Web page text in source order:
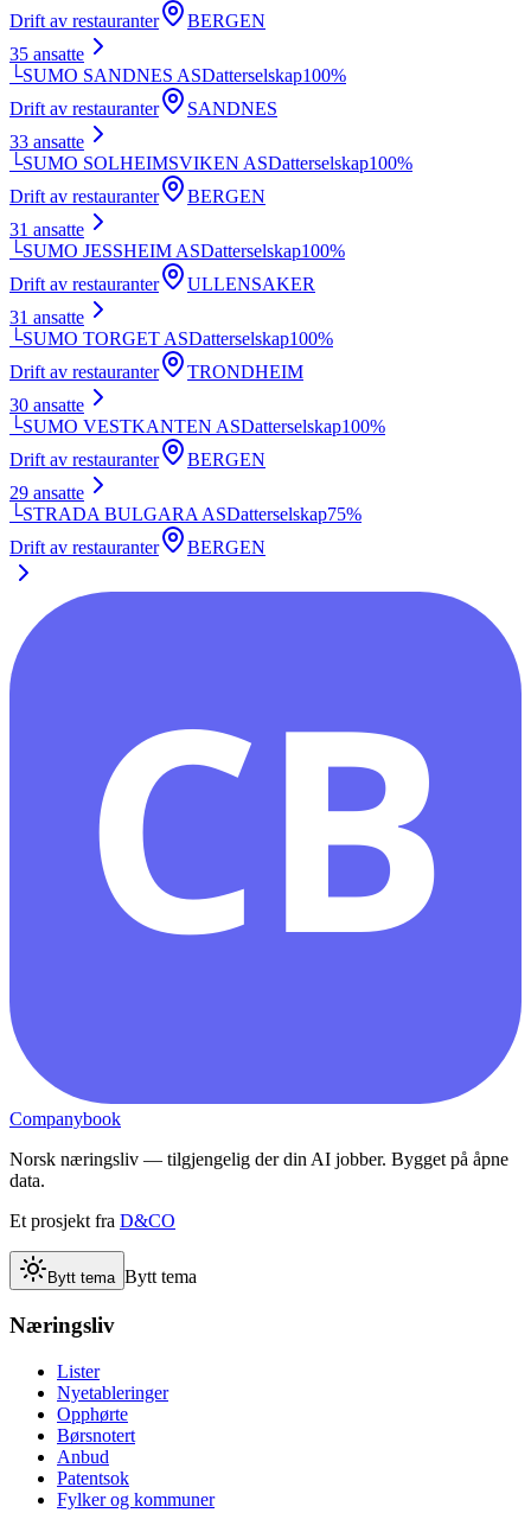
Drift av restauranter
BERGEN
35 ansatte
└SUMO SANDNES ASDatterselskap100%
Drift av restauranter
SANDNES
33 ansatte
└SUMO SOLHEIMSVIKEN ASDatterselskap100%
Drift av restauranter
BERGEN
31 ansatte
└SUMO JESSHEIM ASDatterselskap100%
Drift av restauranter
ULLENSAKER
31 ansatte
└SUMO TORGET ASDatterselskap100%
Drift av restauranter
TRONDHEIM
30 ansatte
└SUMO VESTKANTEN ASDatterselskap100%
Drift av restauranter
BERGEN
29 ansatte
└STRADA BULGARA ASDatterselskap75%
Drift av restauranter
BERGEN
CB
Companybook
Norsk næringsliv — tilgjengelig der din AI jobber. Bygget på åpne
data.
Et prosjekt fra D&CO
Bytt tema Bytt tema
Næringsliv
Lister
Nyetableringer
Opphørte
Børsnotert
Anbud
Patentsok
Fylker og kommuner